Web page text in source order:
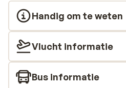
Handig om te weten
Vlucht informatie
Bus informatie